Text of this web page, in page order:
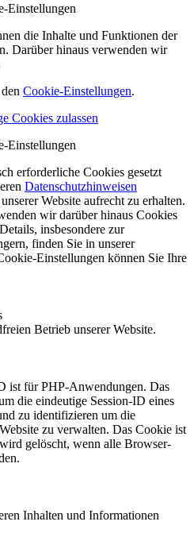
Einstellungen
die Inhalte und Funktionen der
Darüber hinaus verwenden wir
Cookie-Einstellungen.
Cookies zulassen
Einstellungen
erforderliche Cookies gesetzt
Datenschutzhinweisen
Website aufrecht zu erhalten.
wir darüber hinaus Cookies
insbesondere zur
finden Sie in unserer
Einstellungen können Sie Ihre
Betrieb unserer Website.
ist für PHP-Anwendungen. Das
die eindeutige Session-ID eines
zu identifizieren um die
zu verwalten. Das Cookie ist
gelöscht, wenn alle Browser-
Inhalten und Informationen